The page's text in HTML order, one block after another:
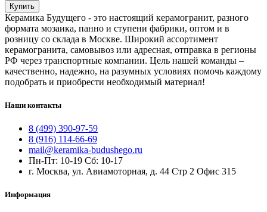
Купить
Керамика Будущего - это настоящий керамогранит, разного
формата мозаика, панно и ступени фабрики, оптом и в
розницу со склада в Москве. Широкий ассортимент
керамогранита, самовывоз или адресная, отправка в регионы
РФ через транспортные компании. Цель нашей команды –
качественно, надежно, на разумных условиях помочь каждому
подобрать и приобрести необходимый материал!
Наши контакты
8 (499) 390-97-59
8 (916) 114-66-69
mail@keramika-budushego.ru
Пн-Пт: 10-19 Сб: 10-17
г. Москва, ул. Авиамоторная, д. 44 Стр 2 Офис 315
Информация